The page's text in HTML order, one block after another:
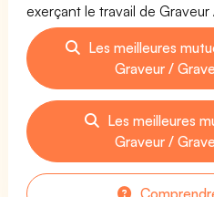
exerçant le travail de Graveur
Les meilleures
Graveur /
Les meilleures
Graveur /